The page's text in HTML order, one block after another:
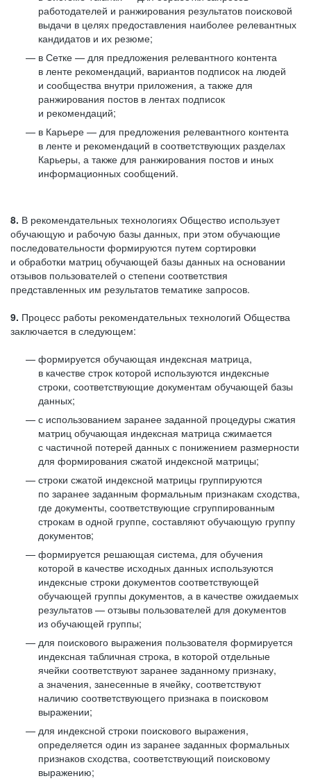
работодателей и ранжирования результатов поисковой
выдачи в целях предоставления наиболее релевантных
кандидатов и их резюме;
в Сетке — для предложения релевантного контента
в ленте рекомендаций, вариантов подписок на людей
и сообщества внутри приложения, а также для
ранжирования постов в лентах подписок
и рекомендаций;
в Карьере — для предложения релевантного контента
в ленте и рекомендаций в соответствующих разделах
Карьеры, а также для ранжирования постов и иных
информационных сообщений.
8. В рекомендательных технологиях Общество использует
обучающую и рабочую базы данных, при этом обучающие
последовательности формируются путем сортировки
и обработки матриц обучающей базы данных на основании
отзывов пользователей о степени соответствия
представленных им результатов тематике запросов.
9. Процесс работы рекомендательных технологий Общества
заключается в следующем:
формируется обучающая индексная матрица,
в качестве строк которой используются индексные
строки, соответствующие документам обучающей базы
данных;
с использованием заранее заданной процедуры сжатия
матриц обучающая индексная матрица сжимается
с частичной потерей данных с понижением размерности
для формирования сжатой индексной матрицы;
строки сжатой индексной матрицы группируются
по заранее заданным формальным признакам сходства,
где документы, соответствующие сгруппированным
строкам в одной группе, составляют обучающую группу
документов;
формируется решающая система, для обучения
которой в качестве исходных данных используются
индексные строки документов соответствующей
обучающей группы документов, а в качестве ожидаемых
результатов — отзывы пользователей для документов
из обучающей группы;
для поискового выражения пользователя формируется
индексная табличная строка, в которой отдельные
ячейки соответствуют заранее заданному признаку,
а значения, занесенные в ячейку, соответствуют
наличию соответствующего признака в поисковом
выражении;
для индексной строки поискового выражения,
определяется один из заранее заданных формальных
признаков сходства, соответствующий поисковому
выражению;